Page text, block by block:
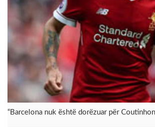
“Barcelona nuk është dorëzuar për